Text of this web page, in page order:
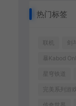
热门标签
联机 剑
暴Kabod
星穹铁道
完美系列游戏